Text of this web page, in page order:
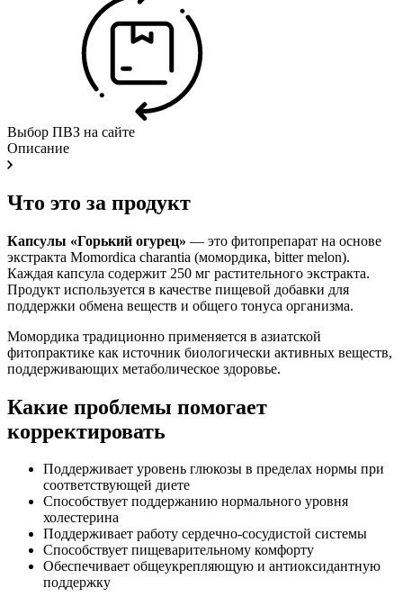
Выбор ПВЗ на сайте
Описание
Что это за продукт
Капсулы «Горький огурец» — это фитопрепарат на основе
экстракта Momordica charantia (момордика, bitter melon).
Каждая капсула содержит 250 мг растительного экстракта.
Продукт используется в качестве пищевой добавки для
поддержки обмена веществ и общего тонуса организма.
Момордика традиционно применяется в азиатской
фитопрактике как источник биологически активных веществ,
поддерживающих метаболическое здоровье.
Какие проблемы помогает
корректировать
Поддерживает уровень глюкозы в пределах нормы при
соответствующей диете
Способствует поддержанию нормального уровня
холестерина
Поддерживает работу сердечно-сосудистой системы
Способствует пищеварительному комфорту
Обеспечивает общеукрепляющую и антиоксидантную
поддержку